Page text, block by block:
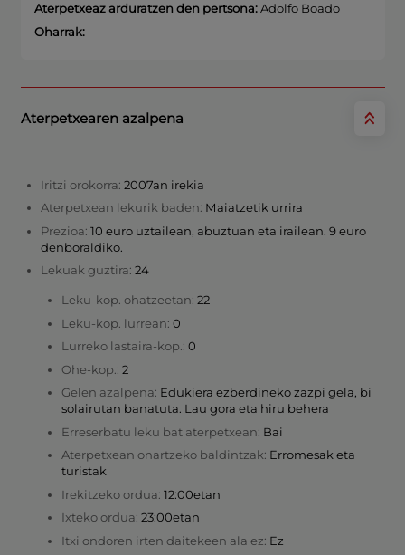
Aterpetxeaz arduratzen den pertsona:Adolfo Boado
Oharrak:
Aterpetxearen azalpena
Iritzi orokorra: 2007an irekia
Aterpetxean lekurik baden: Maiatzetik urrira
Prezioa: 10 euro uztailean, abuztuan eta irailean. 9 euro
denboraldiko.
Lekuak guztira: 24
Leku-kop. ohatzeetan: 22
Leku-kop. lurrean: 0
Lurreko lastaira-kop.: 0
Ohe-kop.: 2
Gelen azalpena: Edukiera ezberdineko zazpi gela, bi
solairutan banatuta. Lau gora eta hiru behera
Erreserbatu leku bat aterpetxean: Bai
Aterpetxean onartzeko baldintzak: Erromesak eta
turistak
Irekitzeko ordua: 12:00etan
Ixteko ordua: 23:00etan
Itxi ondoren irten daitekeen ala ez: Ez